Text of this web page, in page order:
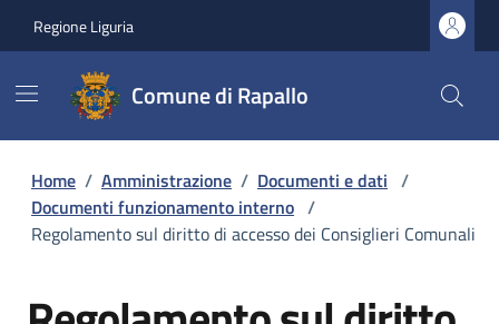
Regione Liguria
Comune di Rapallo
Home / Amministrazione / Documenti e dati /
Documenti funzionamento interno /
Regolamento sul diritto di accesso dei Consiglieri Comunali